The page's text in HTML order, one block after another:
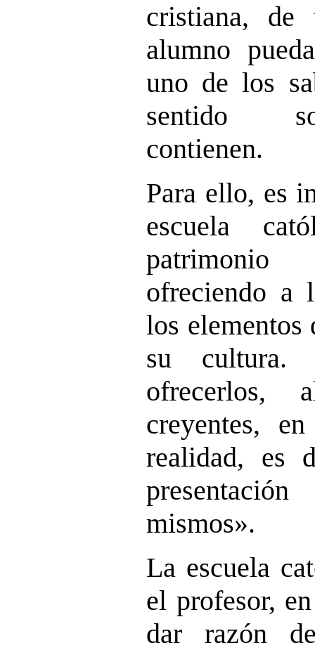
cristiana,
alumno
uno de los
sentido
contienen.
Para ello, es
escuela
patrimonio
ofreciendo a
los
su
creyentes,
realidad, es
mismos».
La escuela
el profesor,
dar razón